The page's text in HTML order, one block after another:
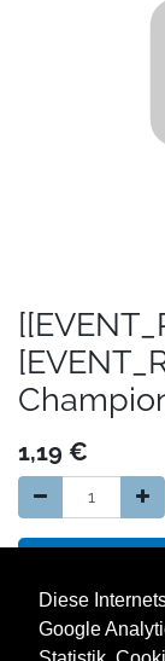
Diese
Google
1,19 €
14 Tage Geld